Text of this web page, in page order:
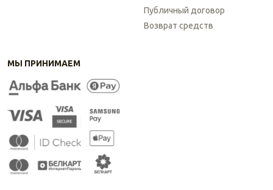
Публичный договор
Возврат средств
МЫ ПРИНИМАЕМ